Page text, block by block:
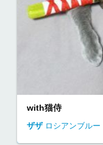
with猫侍
ザザ ロシアンブルー